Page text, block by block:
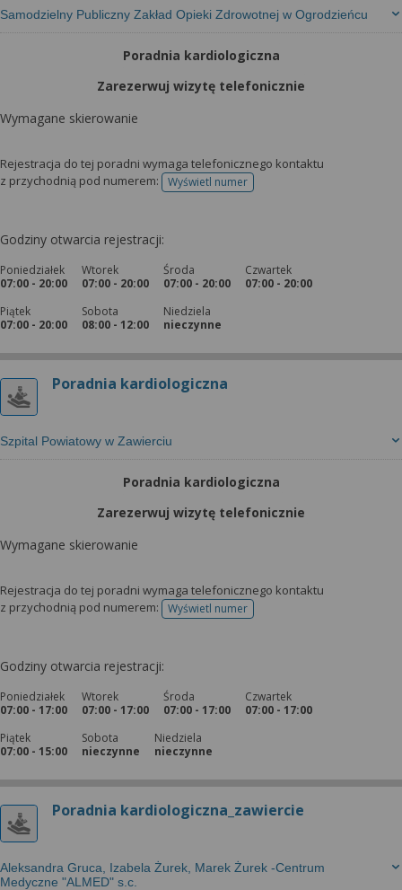
Samodzielny Publiczny Zakład Opieki Zdrowotnej w Ogrodzieńcu
Poradnia kardiologiczna
Zarezerwuj wizytę telefonicznie
Wymagane skierowanie
Rejestracja do tej poradni wymaga telefonicznego kontaktu
z przychodnią pod numerem:
Wyświetl numertelefonu do rejestracji
Godziny otwarcia rejestracji:
Poniedziałek
07:00 - 20:00
Wtorek
07:00 - 20:00
Środa
07:00 - 20:00
Czwartek
07:00 - 20:00
Piątek
07:00 - 20:00
Sobota
08:00 - 12:00
Niedziela
nieczynne
Poradnia kardiologiczna
Szpital Powiatowy w Zawierciu
Poradnia kardiologiczna
Zarezerwuj wizytę telefonicznie
Wymagane skierowanie
Rejestracja do tej poradni wymaga telefonicznego kontaktu
z przychodnią pod numerem:
Wyświetl numertelefonu do rejestracji
Godziny otwarcia rejestracji:
Poniedziałek
07:00 - 17:00
Wtorek
07:00 - 17:00
Środa
07:00 - 17:00
Czwartek
07:00 - 17:00
Piątek
07:00 - 15:00
Sobota
nieczynne
Niedziela
nieczynne
Poradnia kardiologiczna_zawiercie
Aleksandra Gruca, Izabela Żurek, Marek Żurek -Centrum
Medyczne "ALMED" s.c.